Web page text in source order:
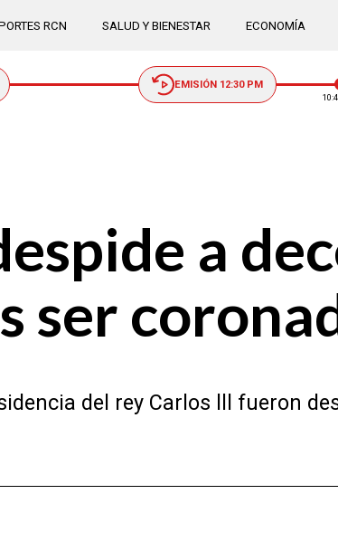
RCN SALUD Y BIENESTAR ECONOMÍA
EMISIÓN 12:30 PM
a
ser
del rey Carlos lll fueron